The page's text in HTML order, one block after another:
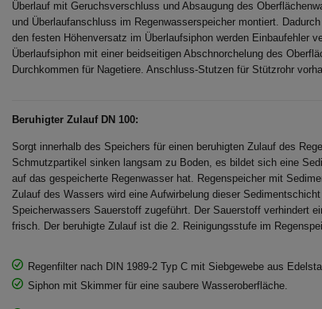
Überlauf mit Geruchsverschluss und Absaugung des
und Überlaufanschluss im Regenwasserspeicher montiert.
den festen Höhenversatz im Überlaufsiphon werden Einbaufehler
Überlaufsiphon mit einer beidseitigen Abschnorchelung des
Durchkommen für Nagetiere. Anschluss-Stutzen für Stützrohr
Beruhigter Zulauf DN 100:
Sorgt innerhalb des Speichers für einen beruhigten Zulauf des
Schmutzpartikel sinken langsam zu Boden, es bildet sich eine
auf das gespeicherte Regenwasser hat. Regenspeicher mit
Zulauf des Wassers wird eine Aufwirbelung dieser
Speicherwassers Sauerstoff zugeführt. Der Sauerstoff verhindert
frisch. Der beruhigte Zulauf ist die 2. Reinigungsstufe im
Regenfilter nach DIN 1989-2 Typ C mit Siebgewebe aus
Siphon mit Skimmer für eine saubere Wasseroberfläche.